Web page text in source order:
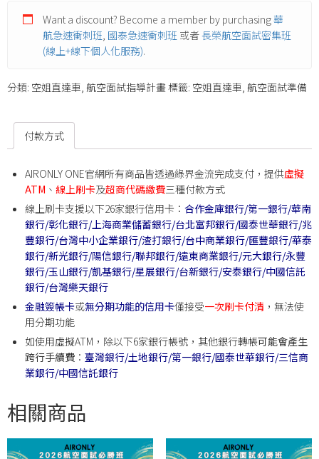
Want a discount? Become a member by purchasing華
航急速衝刺班 國泰急速衝刺班 或者長榮航空面試密集班
(線上+線下個人化服務).
分類: 空姐直達車 航空面試指導計畫標籤: 空姐直達車 航空面試準備
付款方式
AIRONLY ONE官網所有商品皆透過綠界金流完成支付，提供虛擬
ATM 、 線上刷卡及超商代碼繳費三種付款方式
線上刷卡支援以下26家銀行信用卡： 合作金庫銀行/第一銀行/華南
銀行/彰化銀行/上海商業儲蓄銀行/台北富邦銀行/國泰世華銀行/兆
豐銀行/台灣中小企業銀行/渣打銀行/台中商業銀行/匯豐銀行/華泰
銀行/新光銀行/陽信銀行/聯邦銀行/遠東商業銀行/元大銀行/永豐
銀行/玉山銀行/凱基銀行/星展銀行/台新銀行/安泰銀行/中國信託
銀行/台灣樂天銀行
金融簽帳卡或無分期功能的信用卡僅接受一次刷卡付清 ，無法使
用分期功能
如使用虛擬ATM，除以下6家銀行帳號，其他銀行轉帳可能會產生
跨行手續費 ： 臺灣銀行/土地銀行/第一銀行/國泰世華銀行/三信商
業銀行/中國信託銀行
相關商品